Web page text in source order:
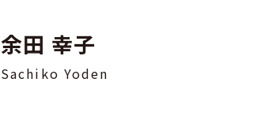
余田 幸子
Sachiko Yoden